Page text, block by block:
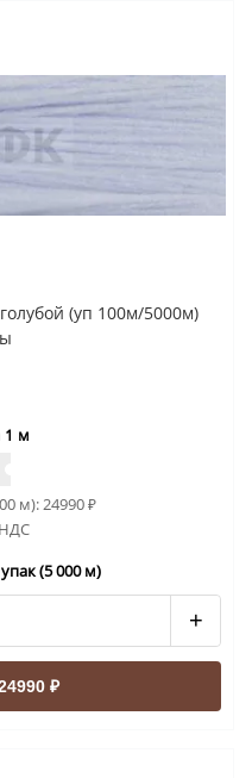
(уп 100м/5000м)
1 м
м):24990₽
(5 000 м)
+
₽